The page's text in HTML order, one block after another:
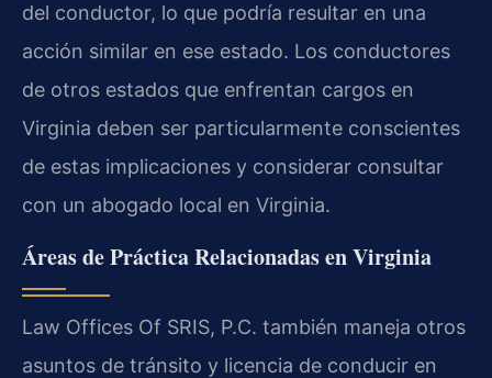
del conductor, lo que podría resultar en una
acción similar en ese estado. Los conductores
de otros estados que enfrentan cargos en
Virginia deben ser particularmente conscientes
de estas implicaciones y considerar consultar
con un abogado local en Virginia.
Áreas de Práctica Relacionadas en Virginia
Law Offices Of SRIS, P.C. también maneja otros
asuntos de tránsito y licencia de conducir en